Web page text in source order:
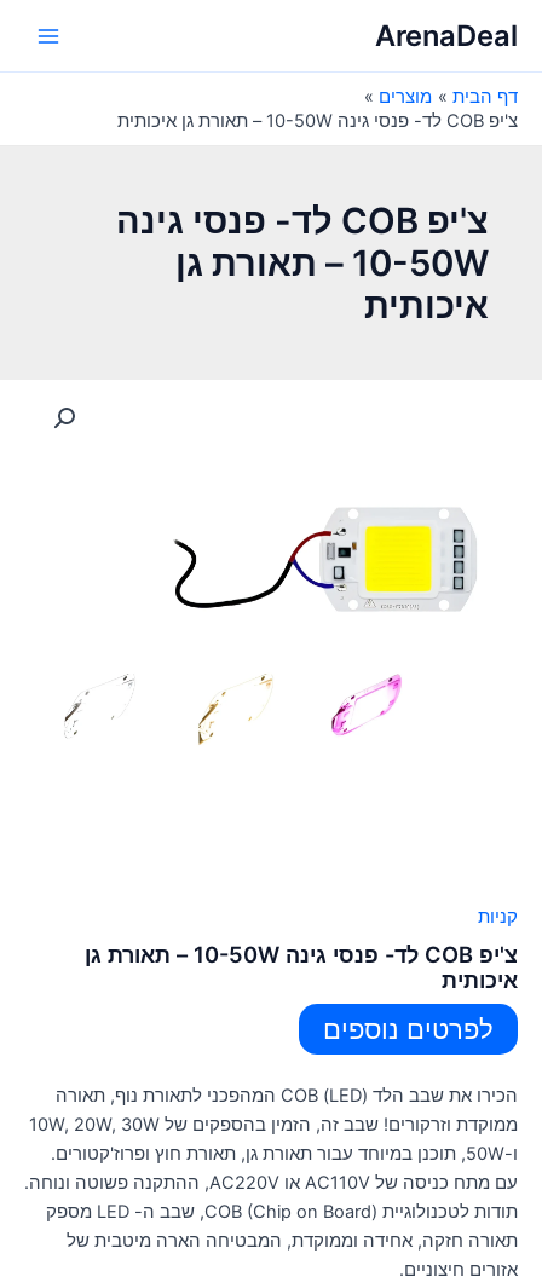
לתוכןArenaDeal
דף הבית
מוצרים
צ'יפ COB לד- פנסי גינה 10-50W – תאורת גן איכותית
צ'יפ COB לד- פנסי גינה
10-50W – תאורת גן
איכותית
קניות
צ'יפ COB לד- פנסי גינה 10-50W – תאורת גן
איכותית
לפרטים נוספים
הכירו את שבב הלד (LED) COB המהפכני לתאורת נוף, תאורה
ממוקדת וזרקורים! שבב זה, הזמין בהספקים של 10W, 20W, 30W
ו-50W, תוכנן במיוחד עבור תאורת גן, תאורת חוץ ופרוז'קטורים.
עם מתח כניסה של AC110V או AC220V, ההתקנה פשוטה ונוחה.
תודות לטכנולוגיית COB (Chip on Board), שבב ה- LED מספק
תאורה חזקה, אחידה וממוקדת, המבטיחה הארה מיטבית של
אזורים חיצוניים.